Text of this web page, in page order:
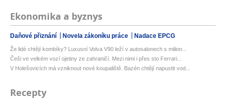
Ekonomika a byznys
Daňové přiznání Novela zákoníku práce Nadace EPCG
Že lidé chtějí kombíky? Luxusní Volva V90 leží v autosalonech s milion...
Češi ve velkém vozí ojetiny ze zahraničí. Mezi nimi i přes sto Ferrari...
V Holešovicích má vzniknout nové koupaliště. Bazén chtějí napustit vod...
Recepty